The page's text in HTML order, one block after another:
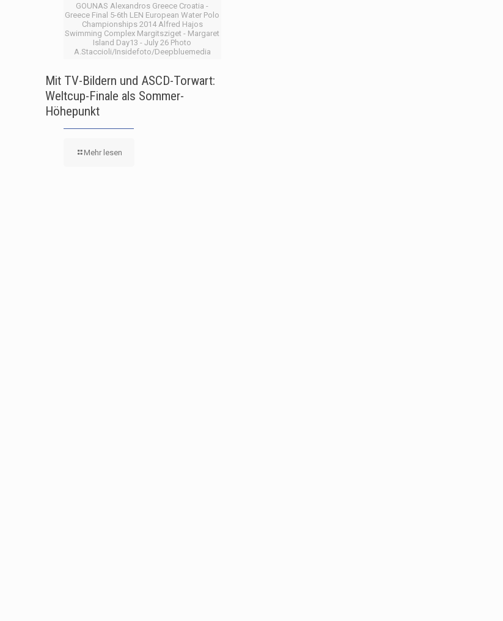
GOUNAS Alexandros Greece Croatia -
Greece Final 5-6th LEN European Water Polo
Championships 2014 Alfred Hajos
Swimming Complex Margitsziget - Margaret
Island Day13 - July 26 Photo
A.Staccioli/Insidefoto/Deepbluemedia
Mit TV-Bildern und ASCD-Torwart:
Weltcup-Finale als Sommer-
Höhepunkt
Mehr lesen